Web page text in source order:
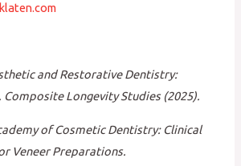
and Restorative Dentistry:
Composite Longevity Studies (2025).
of Cosmetic Dentistry: Clinical
Veneer Preparations.